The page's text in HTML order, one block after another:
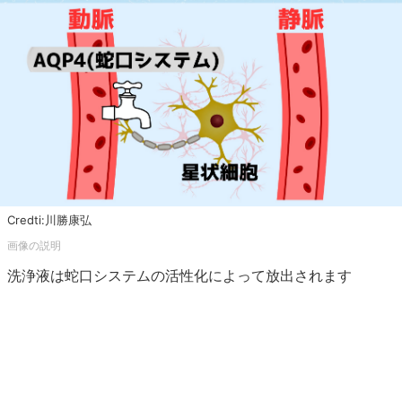
Credti:川勝康弘
洗浄液は蛇口システムの活性化によって放出されます